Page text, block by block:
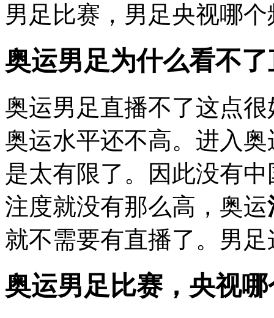
男足比赛，男足央视哪
奥运男足为什么看不
奥运男足直播不了这点
奥运水平还不高。进入
是太有限了。因此没有
注度就没有那么高，奥运
就不需要有直播了。男
奥运男足比赛，央视